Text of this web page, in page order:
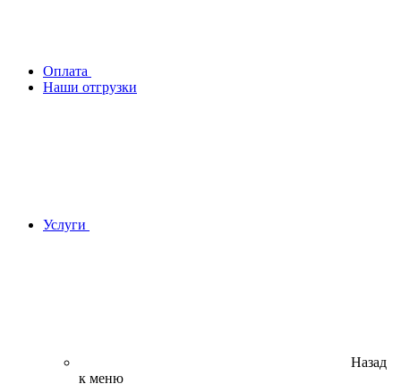
Оплата
Наши отгрузки
Услуги
Назад
к меню